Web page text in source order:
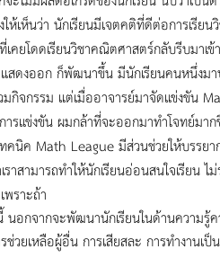
เห็นว่า นักเรียนมีเจตคติที่ดีต่อการเรีย
คยโดดเรียนวิชาคณิตศาสตร์กลับรีบมาเ
สดงออก ก็พัฒนาขึ้น มีนักเรียนคนหนึ่งม
กิจกรรม แต่เมื่ออาจารย์มาจัดแข่งขัน
แข่งขัน ผมกล้าที่จะออกมาทำโจทย์มา
นิค Math League มีส่วนช่วยให้บรรยา
าสามารถทำให้นักเรียนอ่อนสนใจเรียน
ราะถ้า
อกจากจะพัฒนานักเรียนในด้านความรู้ค
เหลือผู้อื่น การเสียสละ การทำงานเป็